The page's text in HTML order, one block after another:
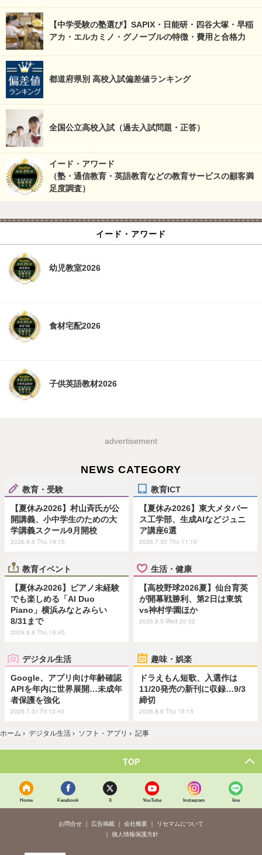
【中学受験の塾選び】SAPIX・日能研・四谷大塚・早稲
アカ・エルカミノ・グノーブルの特徴・費用と合格力
都道府県別 高校入試偏差値ランキング
全国公立高校入試（過去入試問題・正答）
イード・アワード
（塾・通信教育・英語教育などの教育サービスの顧客満
足度調査）
イード・アワード
幼児教室2026
食材宅配2026
子供英語教材2026
advertisement
NEWS CATEGORY
教育・受験
【夏休み2026】村山斉氏が公
開講義、小中学生のための大
学講義スクール9月開校
2026.8.6 Thu 19:15
教育ICT
【夏休み2026】東大メタバー
ス工学部、生成AIなどジュニ
ア講座6選
2026.7.30 Thu 11:15
教育イベント
【夏休み2026】ピアノ未経験
でも楽しめる「AI Duo
Piano」横浜みなとみらい
8/31まで
2026.8.6 Thu 19:45
生活・健康
【高校野球2026夏】仙台育英
が開幕戦勝利、第2日は東筑
vs神村学園ほか
2026.8.5 Wed 20:32
デジタル生活
Google、アプリ向け年齢確認
APIを年内に世界展開…未成年
者保護を強化
2026.7.31 Fri 13:45
趣味・娯楽
ドラえもん短歌、入選作は
11/20発売の新刊に収録…9/3
締切
2026.8.6 Thu 15:15
ホーム › デジタル生活 › ソフト・アプリ › 記事
TOP
Home Facebook X YouTube Instagram line
お問合せ 広告掲載 会社概要
リセマムについて
個人情報保護方針